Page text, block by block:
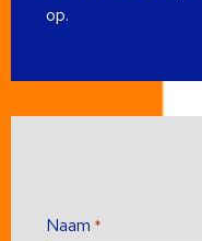
op.
Naam *